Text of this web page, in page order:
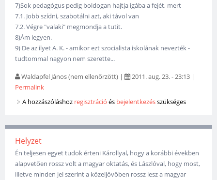
7)Sok pedagógus pedig boldogan hajtja igába a fejét, mert
7.1. Jobb szídni, szabotálni azt, aki távol van
7.2. Végre "valaki" megmondja a tutit.
8)Ám legyen.
9) De az ilyet A. K. - amikor ezt szocialista iskolának nevezték -
tudtommal nagyon nem szerette...
Waldapfel János (nem ellenőrzött) | 2011. aug. 23. - 23:13 |
Permalink
A hozzászóláshoz regisztráció és bejelentkezésszükséges
Helyzet
Én teljesen egyet tudok érteni Károllyal, hogy a korábbi években
alapvetően rossz volt a magyar oktatás, és Lászlóval, hogy most,
illetve minden jel szerint a közeljövőben rossz lesz a magyar